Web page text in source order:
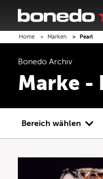
Home Marken Pearl
Bonedo Archiv
Marke -
Bereich wählen
Gitarre